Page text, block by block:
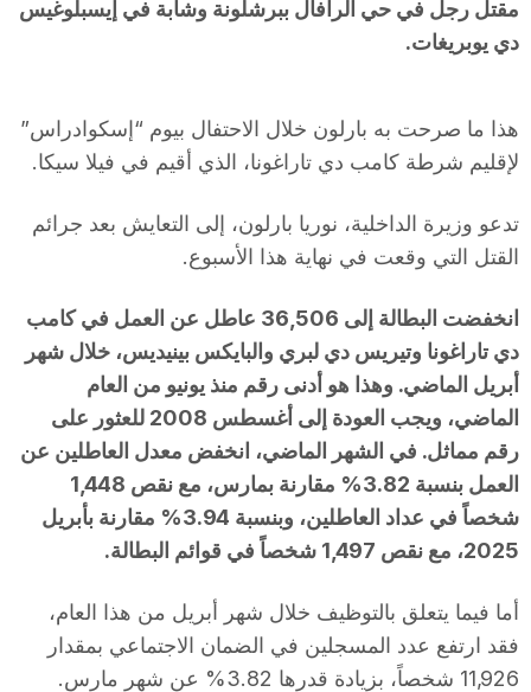
a
T
a
a
مقتل رجل في حي الرافال ببرشلونة وشابة في إيسبلوغيس
دي يوبريغات.
هذا ما صرحت به بارلون خلال الاحتفال بيوم “إسكوادراس”
لإقليم شرطة كامب دي تاراغونا، الذي أقيم في فيلا سيكا.
تدعو وزيرة الداخلية، نوريا بارلون، إلى التعايش بعد جرائم
القتل التي وقعت في نهاية هذا الأسبوع.
انخفضت البطالة إلى 36,506 عاطل عن العمل في كامب
دي تاراغونا وتيريس دي لبري والبايكس بينيديس، خلال شهر
أبريل الماضي. وهذا هو أدنى رقم منذ يونيو من العام
الماضي، ويجب العودة إلى أغسطس 2008 للعثور على
رقم مماثل. في الشهر الماضي، انخفض معدل العاطلين عن
العمل بنسبة 3.82% مقارنة بمارس، مع نقص 1,448
شخصاً في عداد العاطلين، وبنسبة 3.94% مقارنة بأبريل
2025، مع نقص 1,497 شخصاً في قوائم البطالة.
أما فيما يتعلق بالتوظيف خلال شهر أبريل من هذا العام،
فقد ارتفع عدد المسجلين في الضمان الاجتماعي بمقدار
11,926 شخصاً، بزيادة قدرها 3.82% عن شهر مارس.